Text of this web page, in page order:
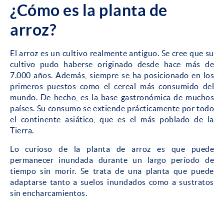
¿Cómo es la planta de
arroz?
El arroz es un cultivo realmente antiguo. Se cree que su
cultivo pudo haberse originado desde hace más de
7.000 años. Además, siempre se ha posicionado en los
primeros puestos como el cereal más consumido del
mundo. De hecho, es la base gastronómica de muchos
países. Su consumo se extiende prácticamente por todo
el continente asiático, que es el más poblado de la
Tierra.
Lo curioso de la planta de arroz es que puede
permanecer inundada durante un largo período de
tiempo sin morir. Se trata de una planta que puede
adaptarse tanto a suelos inundados como a sustratos
sin encharcamientos.